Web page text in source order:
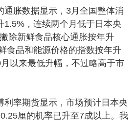
胀数据显示，3月全国整体消
1.5%，连续两个月低于日本央
除新鲜食品核心通胀按年升
食品和能源价格的指数按年升
以来最低升幅，不过略高于市
率期货显示，市场预计日本央
厘的机率已升至7成以上。我